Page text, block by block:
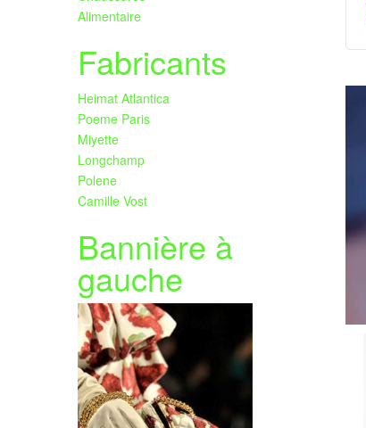
Alimentaire
Fabricants
Heimat Atlantica
Poeme Paris
Miyette
Longchamp
Polene
Camille Vost
Bannière à
gauche